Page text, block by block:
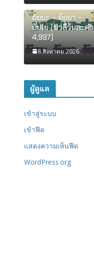
อัยยะ – อัยยา –
อัยเย (บาลีวันละคำ
4,997)
8 สิงหาคม 2026
ผู้ดูแล
เข้าสู่ระบบ
เข้าฟีด
แสดงความเห็นฟีด
WordPress.org